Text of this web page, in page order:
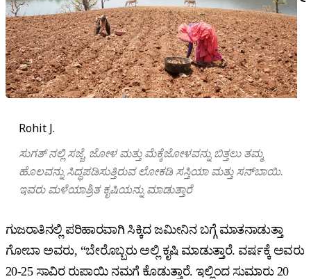
Rohit J.
ಸುಗತ್ ನಲ್ಲಿ ಸಜ್ಜೆ, ಜೋಳ ಮತ್ತು ಮೆಕ್ಕೆಜೋಳವನ್ನು ಬಿತ್ತಲು ತಮ್ಮ
ಹೊಲವನ್ನು ಸಿದ್ಧಪಡಿಸುತ್ತಿರುವ ಲೋಕಡಿ ಸಸ್ತಿಯಾ ಮತ್ತು ಸನ್‌ಬಾಯಿ.
ಇವರು ಮಳೆಯಾಶ್ರಿತ ಕೃಷಿಯನ್ನು ಮಾಡುತ್ತಾರೆ
ಗುಜರಾತಿನಲ್ಲಿ ಪರಿಹಾರವಾಗಿ ಸಿಕ್ಕಿದ ಜಮೀನಿನ ಬಗ್ಗೆ ಮಾತನಾಡುತ್ತಾ
ಗೋಬಾ ಅವರು, “ಬೇರೊಬ್ಬರು ಅಲ್ಲಿ ಕೃಷಿ ಮಾಡುತ್ತಾರೆ. ವರ್ಷಕ್ಕೆ ಅವರು
20-25 ಸಾವಿರ ರುಪಾಯಿ ನಮಗೆ ಕೊಡುತ್ತಾರೆ. ಇಲ್ಲಿಂದ ಸುಮಾರು 20